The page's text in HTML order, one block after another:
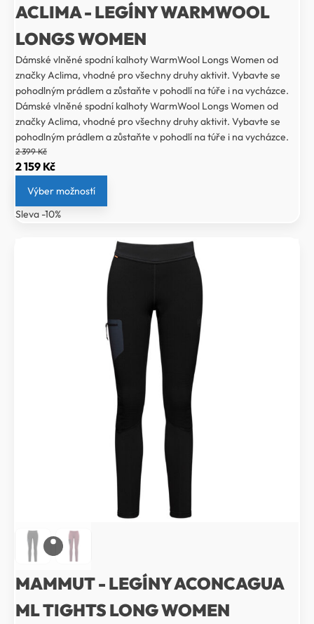
ACLIMA - LEGÍNY WARMWOOL
LONGS WOMEN
Dámské vlněné spodní kalhoty WarmWool Longs Women od
značky Aclima, vhodné pro všechny druhy aktivit. Vybavte se
pohodlným prádlem a zůstaňte v pohodlí na túře i na vycházce.
Dámské vlněné spodní kalhoty WarmWool Longs Women od
značky Aclima, vhodné pro všechny druhy aktivit. Vybavte se
pohodlným prádlem a zůstaňte v pohodlí na túře i na vycházce.
2 399Kč
Původní
cena
byla:
2
2 159 KčAktuální
cena
2
Výber možností
Sleva -10%
MAMMUT - LEGÍNY ACONCAGUA
ML TIGHTS LONG WOMEN